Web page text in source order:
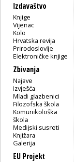
Izdavaštvo
Knjige
Vijenac
Kolo
Hrvatska revija
Prirodoslovlje
Elektroničke knjige
Zbivanja
Najave
Izvješća
Mladi glazbenici
Filozofska škola
Komunikološka
škola
Medijski susreti
Knjižara
Galerija
EU Projekt